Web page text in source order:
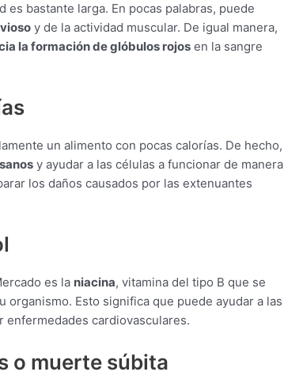
es bastante larga. En pocas palabras, puede
y de la actividad muscular. De igual manera,
la formación de glóbulos rojos en la sangre
un alimento con pocas calorías. De hecho,
y ayudar a las células a funcionar de manera
los daños causados por las extenuantes
es la niacina, vitamina del tipo B que se
organismo. Esto significa que puede ayudar a las
enfermedades cardiovasculares.
o muerte súbita